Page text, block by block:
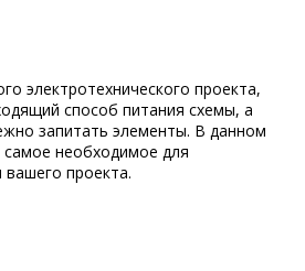
электротехнического проекта,
способ питания схемы, а
запитать элементы. В данном
самое необходимое для
проекта.